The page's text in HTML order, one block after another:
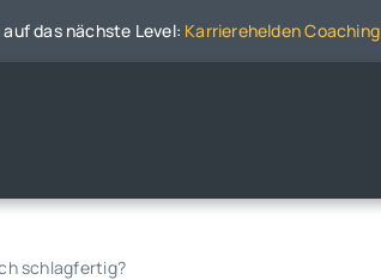
das nächste Level: Karrierehelden Coaching
schlagfertig?